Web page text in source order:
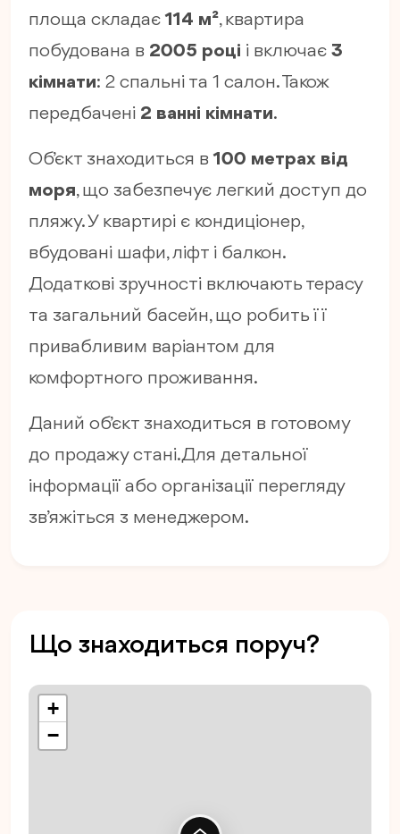
площа складає 114 м², квартира
побудована в 2005 році і включає 3
кімнати: 2 спальні та 1 салон. Також
передбачені 2 ванні кімнати.
Об’єкт знаходиться в 100 метрах від
моря, що забезпечує легкий доступ до
пляжу. У квартирі є кондиціонер,
вбудовані шафи, ліфт і балкон.
Додаткові зручності включають терасу
та загальний басейн, що робить її
привабливим варіантом для
комфортного проживання.
Даний об’єкт знаходиться в готовому
до продажу стані. Для детальної
інформації або організації перегляду
зв’яжіться з менеджером.
Що знаходиться поруч?
+
−